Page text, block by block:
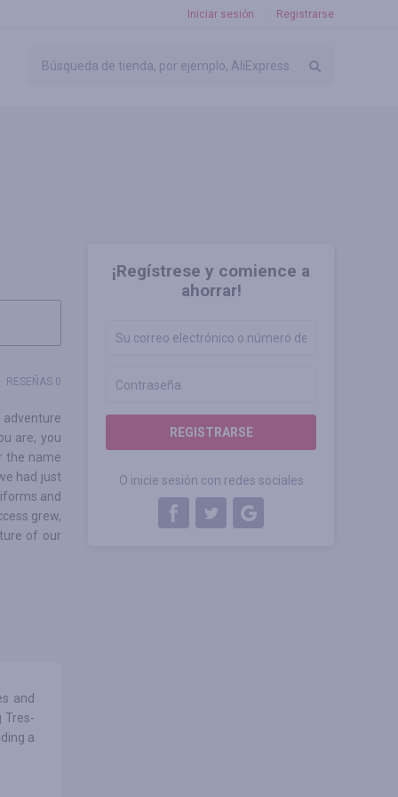
Iniciar sesión Registrarse
¡Regístrese y comience a
ahorrar!
REGISTRARSE
O inicie sesión con redes sociales
RESEÑAS 0
are, you
the name
had just
and
grew,
of our
and
Tres-
a